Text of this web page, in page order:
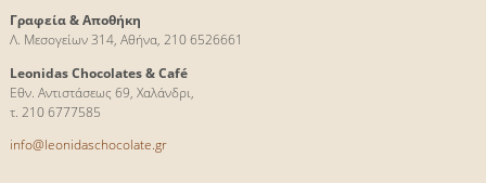
Γραφεία & Αποθήκη
Λ. Μεσογείων 314, Αθήνα, 210 6526661
Leonidas Chocolates & Café
Εθν. Αντιστάσεως 69, Χαλάνδρι,
τ. 210 6777585
info@leonidaschocolate.gr